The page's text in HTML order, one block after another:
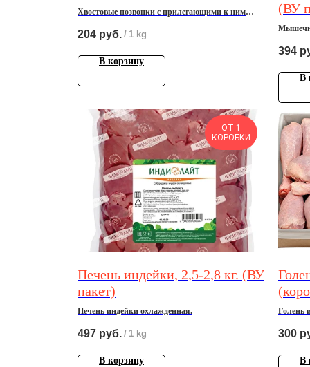
Хвостовые позвонки с прилегающими к ним
204 руб. / 1 kg
В корзину
(ВУ
394
В
ОТ 1
КОРОБКИ
Печень индейки, 2,5-2,8 кг. (ВУ
пакет)
Печень индейки охлажденная.
497 руб. / 1 kg
В корзину
Голень
300
В